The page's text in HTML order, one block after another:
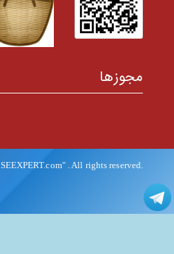
مجوزها
"HSEEXPERT.com". All rights reserved.